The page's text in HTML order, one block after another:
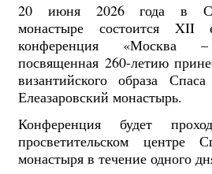
20 июня 2026 года в
монастыре состоится XII
конференция «Москва
посвященная 260-летию
византийского образа
Елеазаровский монастырь.
Конференция будет
просветительском центре
монастыря в течение одного